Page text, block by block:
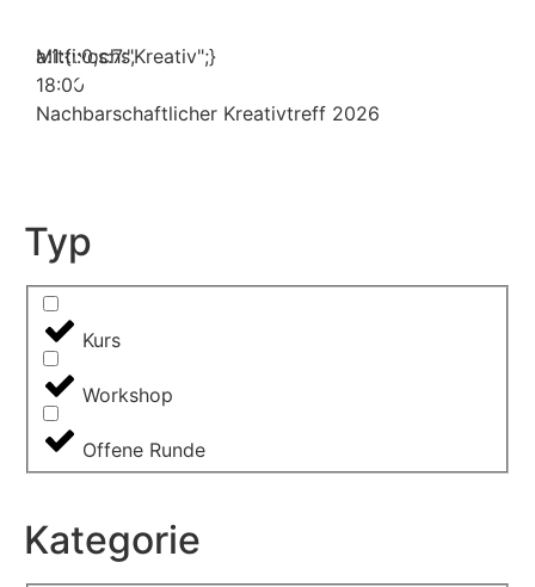
Mittwochs,
18:00
Nachbarschaftlicher Kreativtreff 2026
a:1:{i:0;s:7:"Kreativ";}
Typ
Kurs
Workshop
Offene Runde
Kategorie